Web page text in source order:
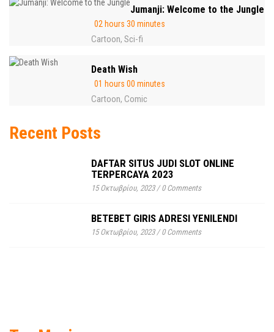
Jumanji: Welcome to the Jungle
02 hours 30 minutes
Cartoon, Sci-fi
Death Wish
01 hours 00 minutes
Cartoon, Comic
Recent Posts
DAFTAR SITUS JUDI SLOT ONLINE
TERPERCAYA 2023
15 Οκτωβρίου, 2023/0 Comments
BETEBET GIRIS ADRESI YENILENDI
15 Οκτωβρίου, 2023/0 Comments